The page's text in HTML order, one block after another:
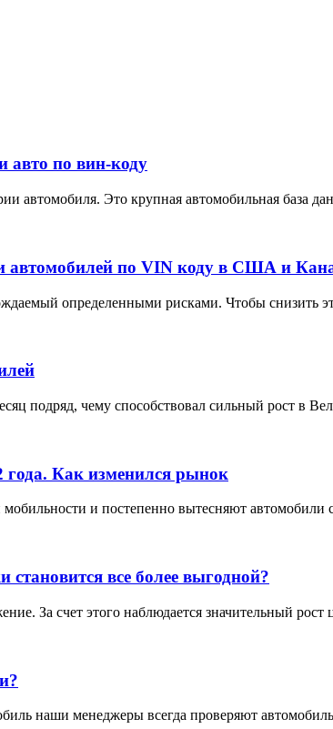
авто по вин-коду
автомобиля. Это крупная автомобильная база
автомобилей по VIN коду в США и
определенными рисками. Чтобы снизить
подряд, чему способствовал сильный рост в
Как изменился рынок
и постепенно вытесняют автомобили
все более выгодной?
За счет этого наблюдается значительный
наши менеджеры всегда проверяют